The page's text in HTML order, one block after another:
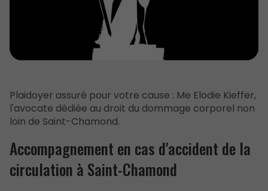
Plaidoyer assuré pour votre cause : Me Elodie Kieffer,
l'avocate dédiée au droit du dommage corporel non
loin de Saint-Chamond.
Accompagnement en cas d'accident de la
circulation à Saint-Chamond